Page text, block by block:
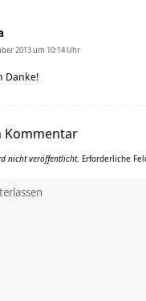
2013 um 10:14 Uhr
Danke!
Kommentar
nicht veröffentlicht. Erforderliche